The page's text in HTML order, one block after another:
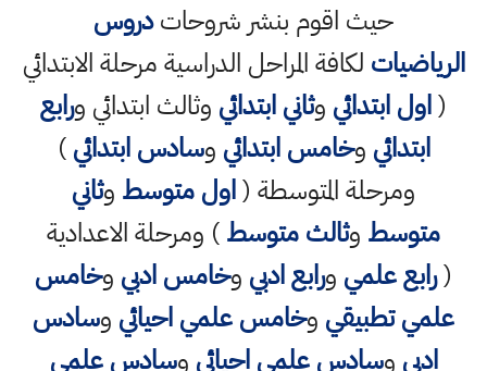
حيث اقوم بنشر شروحاتدروس
الرياضيات لكافة المراحل الدراسية مرحلة الابتدائي
(اول ابتدائي وثاني ابتدائي وثالث ابتدائي ورابع
ابتدائي وخامس ابتدائي وسادس ابتدائي)
ومرحلة المتوسطة (اول متوسط وثاني
متوسط وثالث متوسط) ومرحلة الاعدادية
(رابع علمي ورابع ادبي وخامس ادبي وخامس
علمي تطبيقي وخامس علمي احيائي وسادس
ادبي وسادس علمي احيائي وسادس علمي